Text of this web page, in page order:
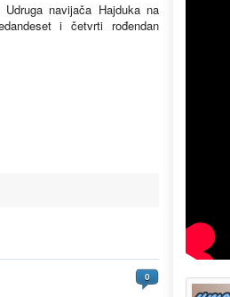
navijača Hajduka na
i četvrti rođendan
0